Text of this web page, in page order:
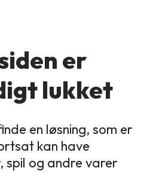
er
lukket
en løsning, som er
kan have
spil og andre varer